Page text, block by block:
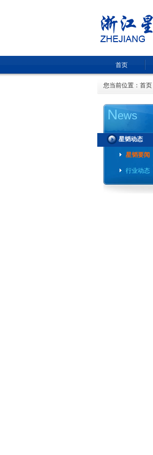
首页
您当前位置： 首页
News
星韬动态
星韬要闻
行业动态